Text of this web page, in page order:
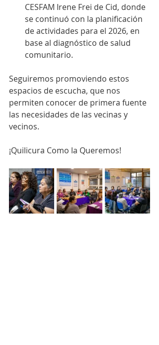
CESFAM Irene Frei de Cid, donde
se continuó con la planificación
de actividades para el 2026, en
base al diagnóstico de salud
comunitario.
Seguiremos promoviendo estos
espacios de escucha, que nos
permiten conocer de primera fuente
las necesidades de las vecinas y
vecinos.
¡Quilicura Como la Queremos!